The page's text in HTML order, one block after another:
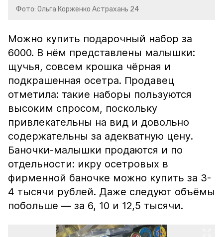
Фото: Ольга Корженко Астрахань 24
Можно купить подарочный набор за
6000. В нём представлены малышки:
щучья, совсем крошка чёрная и
подкрашенная осетра. Продавец
отметила: такие наборы пользуются
высоким спросом, поскольку
привлекательны на вид и довольно
содержательны за адекватную цену.
Баночки-малышки продаются и по
отдельности: икру осетровых в
фирменной баночке можно купить за 3-
4 тысячи рублей. Даже следуют объёмы
побольше — за 6, 10 и 12,5 тысячи.